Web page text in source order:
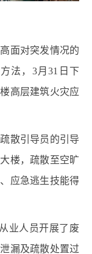
面对突发情况的
法， 3月31 日下
高层建筑火灾应
散引导员的引导
楼，疏散至空旷
应急逃生技能得
业人员开展了废
漏及疏散处置过